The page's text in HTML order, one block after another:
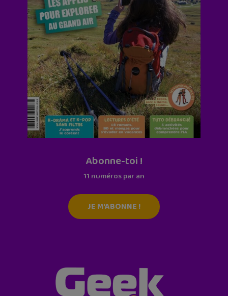
Abonne-toi !
11 numéros par an
JE M'ABONNE !